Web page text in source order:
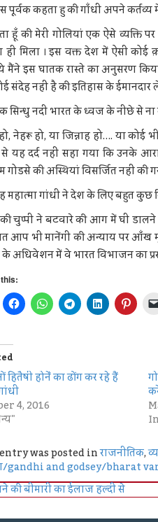
पूर्वक कहता हु की गाँधी अपने
हूँ की मेरी गोलियां एक ऐसे व्यक्ति
ही मिला । इस वक्त देश में ऐसी कोई
मैंने इस घातक रास्ते का अनुसरण
संदेह नहीं है की इतिहास के
नदी भारत के ध्वज के नीछे से ना
नेहरू हो, या जिन्नाह हो…. या
यह दर्द नहीं सहा गया कि उनके
गोडसे की अस्थियां विसर्जित नहीं की
महात्मा गांधी ने देश के लिए बहुत कुछ
चुप्पी ने बटवारे की आग में घी
आप भी मानेंगी की अन्याय पर आँख
के अधिवेशन में वे भारत विभाजन का
हितैषी होनेंं का ढोंग कर रहे हैं
4, 2016
was posted inराजनीतिक,
gandhi and godsey/bharat
की बीमारी का ईलाज हल्दी से